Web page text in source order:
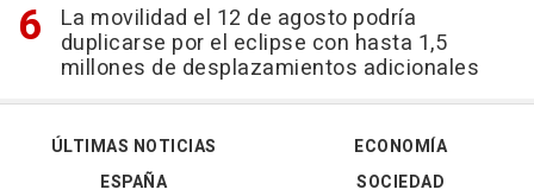
La movilidad el 12 de agosto podría
duplicarse por el eclipse con hasta 1,5
millones de desplazamientos adicionales
ÚLTIMAS NOTICIAS
ESPAÑA
ECONOMÍA
SOCIEDAD